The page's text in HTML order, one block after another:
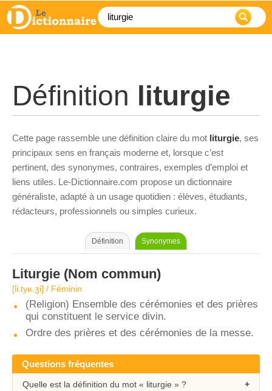
Définition liturgie
Cette page rassemble une définition claire du mot liturgie, ses
principaux sens en français moderne et, lorsque c’est
pertinent, des synonymes, contraires, exemples d’emploi et
liens utiles. Le-Dictionnaire.com propose un dictionnaire
généraliste, adapté à un usage quotidien : élèves, étudiants,
rédacteurs, professionnels ou simples curieux.
Définition Synonymes
Liturgie (Nom commun)
[li.tyʁ.ʒi] / Féminin
(Religion) Ensemble des cérémonies et des prières
qui constituent le service divin.
Ordre des prières et des cérémonies de la messe.
Questions fréquentes
Quelle est la définition du mot « liturgie » ?